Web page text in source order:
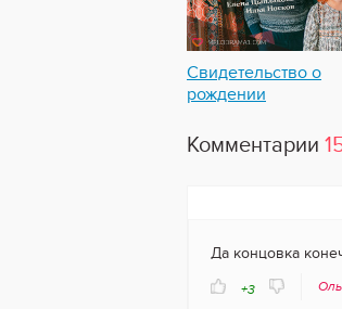
Свидетельство о
рождении
Комментарии
Да концовка
+3